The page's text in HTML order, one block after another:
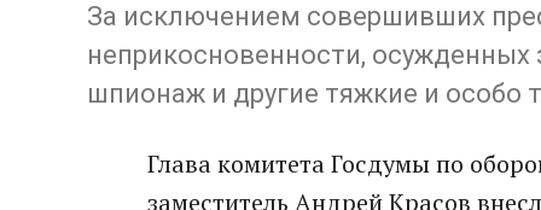
За исключением совершивших
неприкосновенности, осужденных
шпионаж и другие тяжкие и особо
Глава комитета Госдумы по
заместитель Андрей Красов